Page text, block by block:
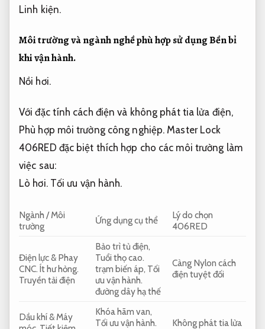
Linh kiện.
Môi trường và ngành nghề phù hợp sử dụngBền bỉ
khi vận hành.
Nồi hơi.
Với đặc tính cách điện và không phát tia lửa điện,
Phù hợp môi trường công nghiệp. Master Lock
406RED đặc biệt thích hợp cho các môi trường làm
việc sau:
Lò hơi. Tối ưu vận hành.
Ngành / Môi
trường
Ứng dụng cụ thể
Lý do chọn
406RED
Điện lực & Phay
CNC. Ít hư hỏng.
Truyền tải điện
Bảo trì tủ điện,
Tuổi thọ cao.
trạm biến áp, Tối
ưu vận hành.
đường dây hạ thế
Càng Nylon cách
điện tuyệt đối
Dầu khí &Máy
Khóa hãm van,
Tối ưu vận hành.
Không phát tia lửa